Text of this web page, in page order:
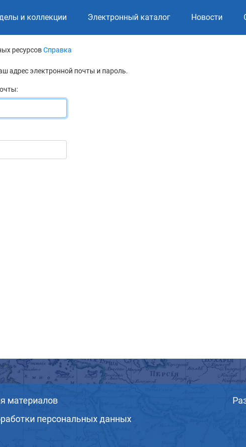
и коллекции Электронный каталог Новости
ресурсовСправка
адрес электронной почты и пароль.
материалов
персональных данных